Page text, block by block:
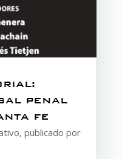
PENAL
FE
publicado por